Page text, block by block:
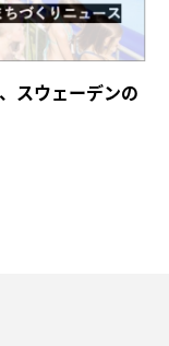
スウェーデンの